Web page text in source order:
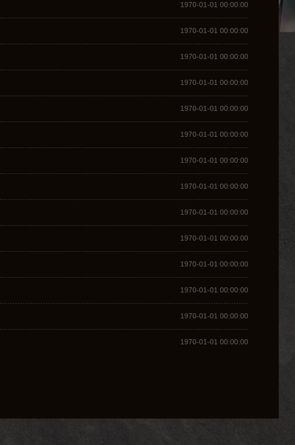
1970-01-01 00:00:00
1970-01-01 00:00:00
1970-01-01 00:00:00
1970-01-01 00:00:00
1970-01-01 00:00:00
1970-01-01 00:00:00
1970-01-01 00:00:00
1970-01-01 00:00:00
1970-01-01 00:00:00
1970-01-01 00:00:00
1970-01-01 00:00:00
1970-01-01 00:00:00
1970-01-01 00:00:00
1970-01-01 00:00:00